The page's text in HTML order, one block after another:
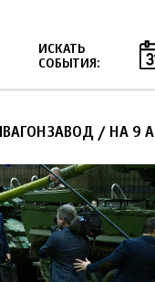
ИСКАТЬ
СОБЫТИЯ:
/ НА 9